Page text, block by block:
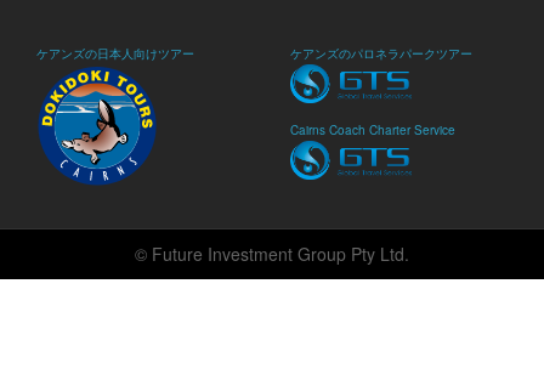
ケアンズの日本人向けツアー ケアンズのパロネラパークツアー
Cairns Coach Charter Service
© Future Investment Group Pty Ltd.